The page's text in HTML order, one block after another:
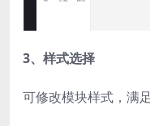
3、样式选择
可修改模块样式，满